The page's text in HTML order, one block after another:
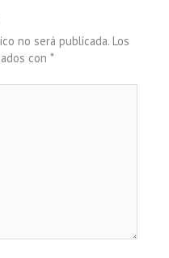
no será publicada. Los
con*